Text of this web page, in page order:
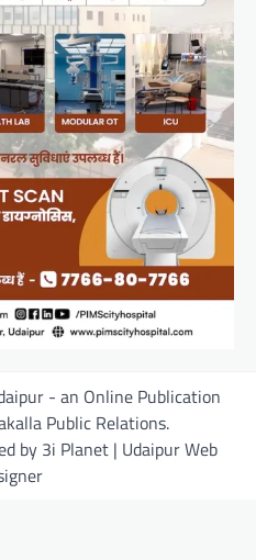
- an Online Publication
Public Relations.
by 3i Planet | Udaipur Web